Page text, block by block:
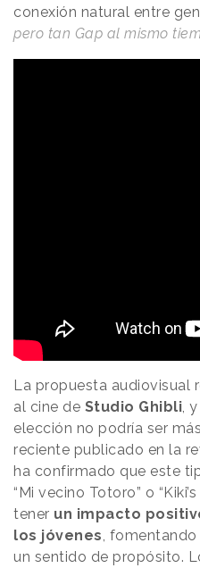
conexión natural entre
pero tan Gap al mismo
La propuesta audiovisual
al cine de Studio Ghibli ,
elección no podría ser
reciente publicado en la
ha confirmado que este
“Mi vecino Totoro” o
tener un impacto
los jóvenes ,
un sentido de propósito.